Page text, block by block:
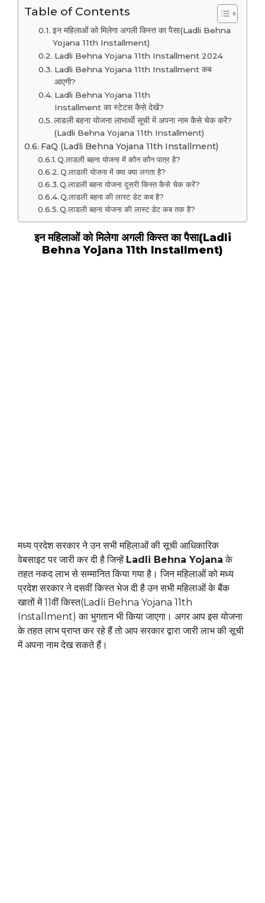
Table of Contents
इन महिलाओं को मिलेगा अगली किस्त का पैसा(Ladli Behna
Yojana 11th Installment)
Ladli Behna Yojana 11th Installment 2024
Ladli Behna Yojana 11th Installment कब
आएगी?
Ladli Behna Yojana 11th
Installment का स्टेटस कैसे देखें?
लाडली बहना योजना लाभार्थी सूची में अपना नाम कैसे चेक करें?
(Ladli Behna Yojana 11th Installment)
FaQ (Ladli Behna Yojana 11th Installment)
Q.लाडली बहना योजना में कौन कौन पात्र है?
Q.लाडली योजना में क्या क्या लगता है?
Q.लाडली बहना योजना दूसरी किस्त कैसे चेक करें?
Q.लाडली बहना की लास्ट डेट कब है?
Q.लाडली बहना योजना की लास्ट डेट कब तक है?
इन महिलाओं को मिलेगा अगली किस्त का पैसा(Ladli
Behna Yojana 11th Installment)
मध्य प्रदेश सरकार ने उन सभी महिलाओं की सूची आधिकारिक
वेबसाइट पर जारी कर दी है जिन्हें Ladli Behna Yojana के
तहत नकद लाभ से सम्मानित किया गया है। जिन महिलाओं को मध्य
प्रदेश सरकार ने दसवीं किस्त भेज दी है उन सभी महिलाओं के बैंक
खातों में 11वीं किस्त(Ladli Behna Yojana 11th
Installment) का भुगतान भी किया जाएगा। अगर आप इस योजना
के तहत लाभ प्राप्त कर रहे हैं तो आप सरकार द्वारा जारी लाभ की सूची
में अपना नाम देख सकते हैं।